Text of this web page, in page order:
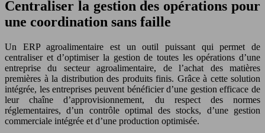
Centraliser la gestion des opérations pour
une coordination sans faille
Un ERP agroalimentaire est un outil puissant qui permet de
centraliser et d’optimiser la gestion de toutes les opérations d’une
entreprise du secteur agroalimentaire, de l’achat des matières
premières à la distribution des produits finis. Grâce à cette solution
intégrée, les entreprises peuvent bénéficier d’une gestion efficace de
leur chaîne d’approvisionnement, du respect des normes
réglementaires, d’un contrôle optimal des stocks, d’une gestion
commerciale intégrée et d’une production optimisée.